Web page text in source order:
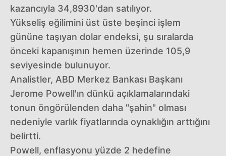
kazancıyla 34,8930'dan satılıyor.
Yükseliş eğilimini üst üste beşinci işlem
gününe taşıyan dolar endeksi, şu sıralarda
önceki kapanışının hemen üzerinde 105,9
seviyesinde bulunuyor.
Analistler, ABD Merkez Bankası Başkanı
Jerome Powell'ın dünkü açıklamalarındaki
tonun öngörülenden daha "şahin" olması
nedeniyle varlık fiyatlarında oynaklığın arttığını
belirtti.
Powell, enflasyonu yüzde 2 hedefine